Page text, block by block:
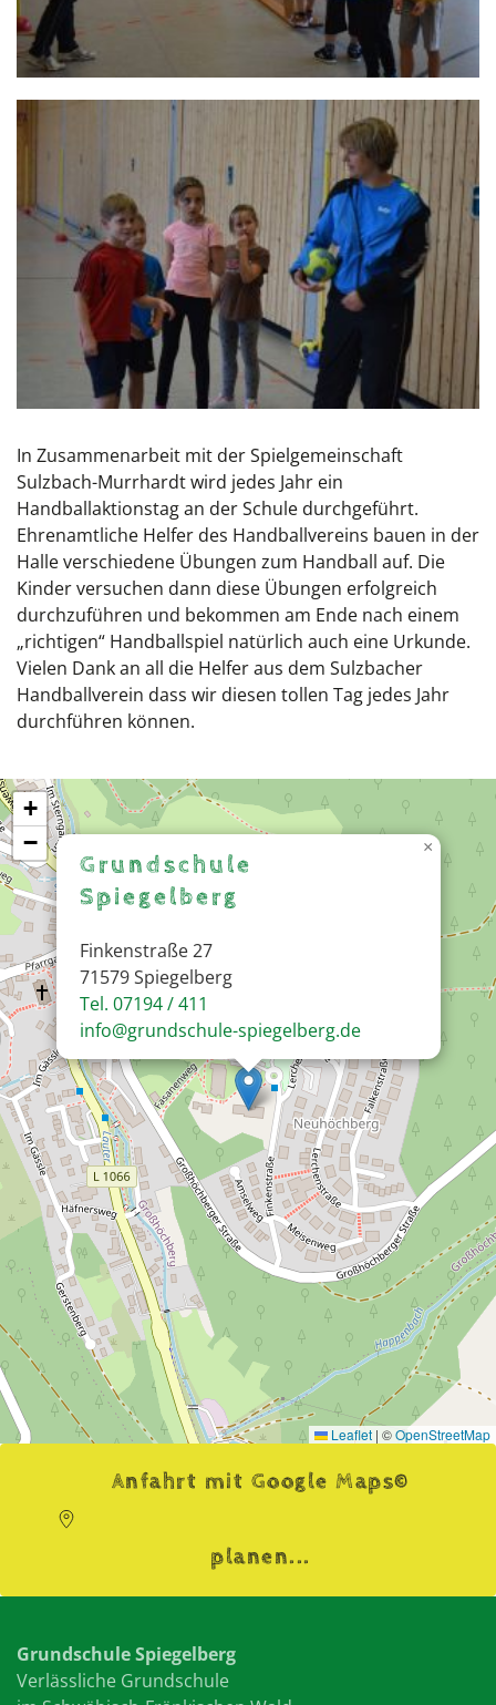
In Zusammenarbeit mit der Spielgemeinschaft
Sulzbach-Murrhardt wird jedes Jahr ein
Handballaktionstag an der Schule durchgeführt.
Ehrenamtliche Helfer des Handballvereins bauen in der
Halle verschiedene Übungen zum Handball auf. Die
Kinder versuchen dann diese Übungen erfolgreich
durchzuführen und bekommen am Ende nach einem
„richtigen“ Handballspiel natürlich auch eine Urkunde.
Vielen Dank an all die Helfer aus dem Sulzbacher
Handballverein dass wir diesen tollen Tag jedes Jahr
durchführen können.
Grundschule
Spiegelberg
Finkenstraße 27
71579 Spiegelberg
Tel. 07194 / 411
info@grundschule-spiegelberg.de
×
+
−
Leaflet | ©OpenStreetMap
Anfahrt mit Google Maps©
planen...
Grundschule Spiegelberg
Verlässliche Grundschule